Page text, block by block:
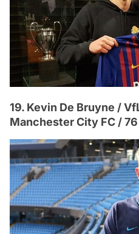
19. Kevin De Bruyne /
Manchester City FC /